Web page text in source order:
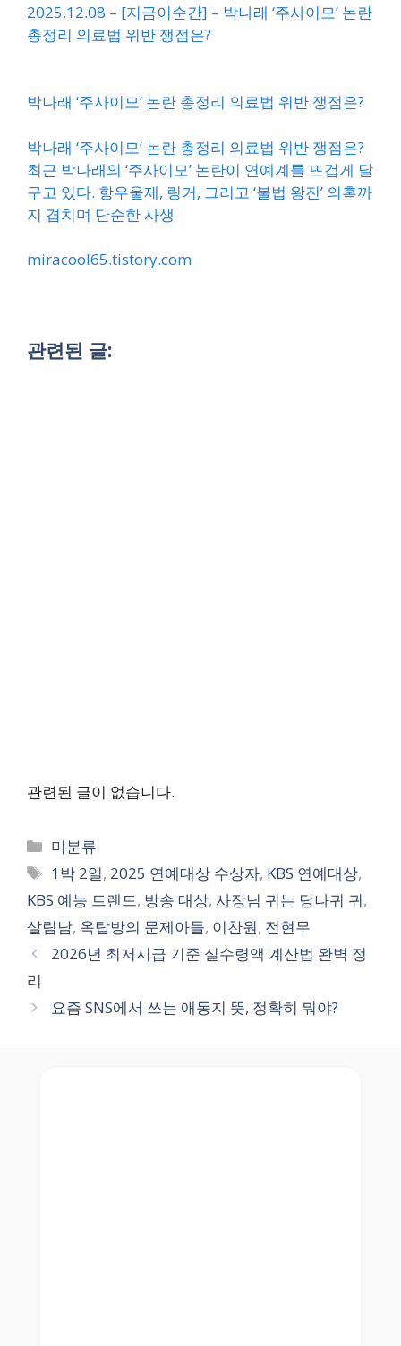
2025.12.08 – [지금이순간] – 박나래 ‘주사이모’ 논란
총정리 의료법 위반 쟁점은?
박나래 ‘주사이모’ 논란 총정리 의료법 위반 쟁점은?
박나래 ‘주사이모’ 논란 총정리 의료법 위반 쟁점은?
최근 박나래의 ‘주사이모’ 논란이 연예계를 뜨겁게 달
구고 있다. 항우울제, 링거, 그리고 ‘불법 왕진’ 의혹까
지 겹치며 단순한 사생
miracool65.tistory.com
관련된 글:
관련된 글이 없습니다.
Categories
미분류
Tags
1박 2일, 2025 연예대상 수상자, KBS 연예대상,
KBS 예능 트렌드, 방송 대상, 사장님 귀는 당나귀 귀,
살림남, 옥탑방의 문제아들, 이찬원, 전현무
2026년 최저시급 기준 실수령액 계산법 완벽 정
리
요즘 SNS에서 쓰는 애동지 뜻, 정확히 뭐야?